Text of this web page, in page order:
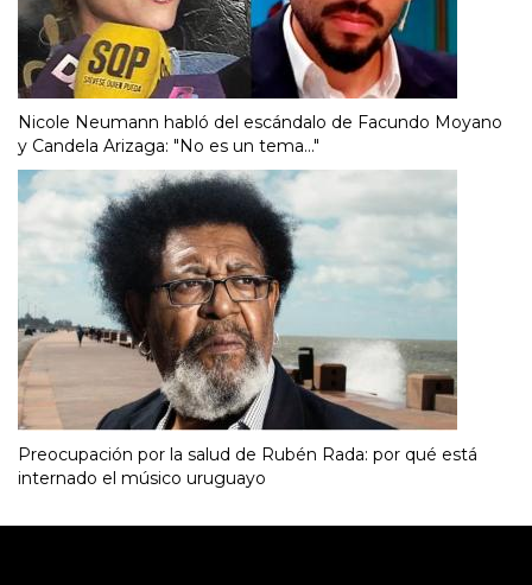
Nicole Neumann habló del escándalo de Facundo Moyano
y Candela Arizaga: "No es un tema..."
Preocupación por la salud de Rubén Rada: por qué está
internado el músico uruguayo